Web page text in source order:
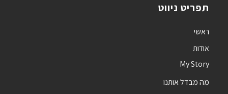
תפריט ניווט
ראשי
אודות
My Story
מה מבדל אותנו